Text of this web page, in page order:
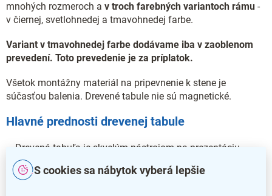
S cookies sa nábytok vyberá lepšie
mnohých rozmeroch a v troch farebných variantoch rámu -
v čiernej, svetlohnedej a tmavohnedej farbe.
Variant v tmavohnedej farbe dodávame iba v zaoblenom
prevedení. Toto prevedenie je za príplatok.
Všetok montážny materiál na pripevnenie k stene je
súčasťou balenia. Drevené tabule nie sú magnetické.
Hlavné prednosti drevenej tabule
Drevená tabuľa je skvelým nástrojom na prezentáciu
informácií
Je vyrobená z tvrdého bukového dreva